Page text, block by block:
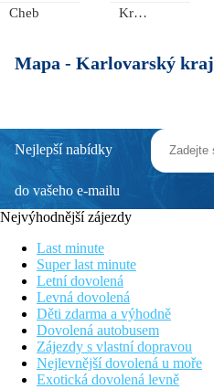
Cheb
Krušné hory
Mapa - Karlovarský kraj
Nejlepší nabídky
do vašeho e-mailu
Nejvýhodnější zájezdy
Last minute
Super last minute
Letní dovolená
Levná dovolená
Děti zdarma a výhodně
Dovolená autobusem
Zájezdy s vlastní dopravou
Nejlevnější dovolená u moře
Exotická dovolená levně